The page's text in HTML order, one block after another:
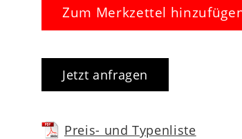
Zum Merkzettel
Jetzt anfragen
Preis- und Typenliste